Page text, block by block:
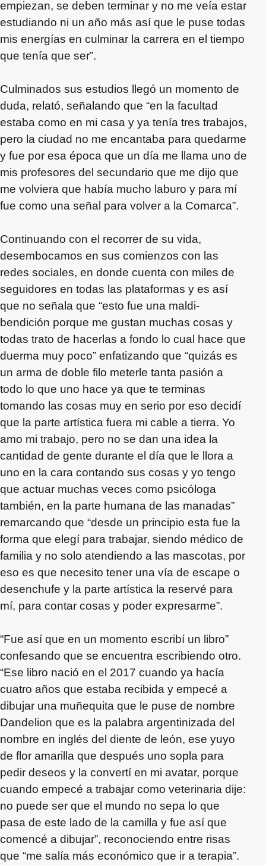
empiezan, se deben terminar y no me veía estar
estudiando ni un año más así que le puse todas
mis energías en culminar la carrera en el tiempo
que tenía que ser”.
Culminados sus estudios llegó un momento de
duda, relató, señalando que “en la facultad
estaba como en mi casa y ya tenía tres trabajos,
pero la ciudad no me encantaba para quedarme
y fue por esa época que un día me llama uno de
mis profesores del secundario que me dijo que
me volviera que había mucho laburo y para mí
fue como una señal para volver a la Comarca”.
Continuando con el recorrer de su vida,
desembocamos en sus comienzos con las
redes sociales, en donde cuenta con miles de
seguidores en todas las plataformas y es así
que no señala que “esto fue una maldi-
bendición porque me gustan muchas cosas y
todas trato de hacerlas a fondo lo cual hace que
duerma muy poco” enfatizando que “quizás es
un arma de doble filo meterle tanta pasión a
todo lo que uno hace ya que te terminas
tomando las cosas muy en serio por eso decidí
que la parte artística fuera mi cable a tierra. Yo
amo mi trabajo, pero no se dan una idea la
cantidad de gente durante el día que le llora a
uno en la cara contando sus cosas y yo tengo
que actuar muchas veces como psicóloga
también, en la parte humana de las manadas”
remarcando que “desde un principio esta fue la
forma que elegí para trabajar, siendo médico de
familia y no solo atendiendo a las mascotas, por
eso es que necesito tener una vía de escape o
desenchufe y la parte artística la reservé para
mí, para contar cosas y poder expresarme”.
“Fue así que en un momento escribí un libro”
confesando que se encuentra escribiendo otro.
“Ese libro nació en el 2017 cuando ya hacía
cuatro años que estaba recibida y empecé a
dibujar una muñequita que le puse de nombre
Dandelion que es la palabra argentinizada del
nombre en inglés del diente de león, ese yuyo
de flor amarilla que después uno sopla para
pedir deseos y la convertí en mi avatar, porque
cuando empecé a trabajar como veterinaria dije:
no puede ser que el mundo no sepa lo que
pasa de este lado de la camilla y fue así que
comencé a dibujar”, reconociendo entre risas
que “me salía más económico que ir a terapia”.